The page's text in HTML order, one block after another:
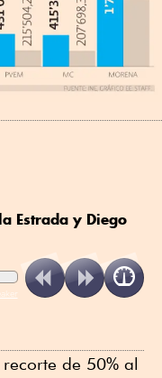
Estrada y Diego
de 50% al